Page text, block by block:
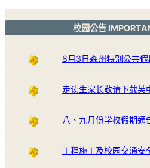
校园公告
8月3日森州特别公共
走读生家长敬请下载芙
八、九月份学校假期通
工程施工及校园交通安